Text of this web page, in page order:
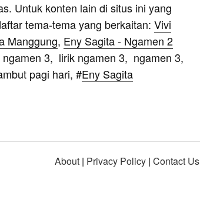
Untuk konten lain di situs ini yang
tema-tema yang berkaitan: Vivi
Manggung, Eny Sagita - Ngamen 2
3, lirik ngamen 3, ngamen 3,
pagi hari, #Eny Sagita
About | Privacy Policy | Contact Us